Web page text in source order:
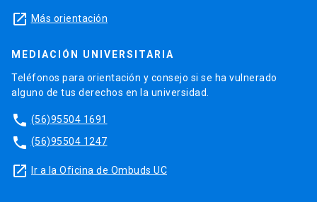
launch Más orientación
MEDIACIÓN UNIVERSITARIA
Teléfonos para orientación y consejo si se ha vulnerado
alguno de tus derechos en la universidad.
phone (56)95504 1691
phone (56)95504 1247
launch Ir a la Oficina de Ombuds UC